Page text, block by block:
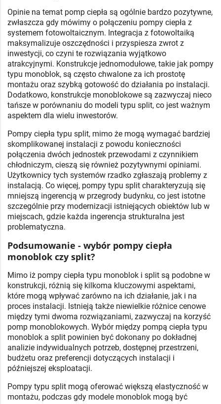
Opinie na temat pomp ciepła są ogólnie bardzo pozytywne,
zwłaszcza gdy mówimy o połączeniu pompy ciepła z
systemem fotowoltaicznym. Integracja z fotowoltaiką
maksymalizuje oszczędności i przyspiesza zwrot z
inwestycji, co czyni te rozwiązania wyjątkowo
atrakcyjnymi. Konstrukcje jednomodułowe, takie jak pompy
typu monoblok, są często chwalone za ich prostotę
montażu oraz szybką gotowość do działania po instalacji.
Dodatkowo, konstrukcje monoblokowe są zazwyczaj nieco
tańsze w porównaniu do modeli typu split, co jest ważnym
aspektem dla wielu inwestorów.
Pompy ciepła typu split, mimo że mogą wymagać bardziej
skomplikowanej instalacji z powodu konieczności
połączenia dwóch jednostek przewodami z czynnikiem
chłodniczym, cieszą się również pozytywnymi opiniami.
Użytkownicy tych systemów rzadko zgłaszają problemy z
instalacją. Co więcej, pompy typu split charakteryzują się
mniejszą ingerencją w przegrody budynku, co jest istotne
szczególnie przy modernizacji istniejących obiektów lub w
miejscach, gdzie każda ingerencja strukturalna jest
problematyczna.
Podsumowanie - wybór pompy ciepła
monoblok czy split?
Mimo iż pompy ciepła typu monoblok i split są podobne w
konstrukcji, różnią się kilkoma kluczowymi aspektami,
które mogą wpływać zarówno na ich działanie, jak i na
proces instalacji. Istnieją także niewielkie różnice cenowe
między tymi dwoma rozwiązaniami, zazwyczaj na korzyść
pomp monoblokowych. Wybór między pompą ciepła typu
monoblok a split powinien być dokonany po dokładnej
analizie indywidualnych potrzeb, dostępnej przestrzeni,
budżetu oraz preferencji dotyczących instalacji i
późniejszej eksploatacji.
Pompy typu split mogą oferować większą elastyczność w
montażu, podczas gdy modele monoblok mogą być